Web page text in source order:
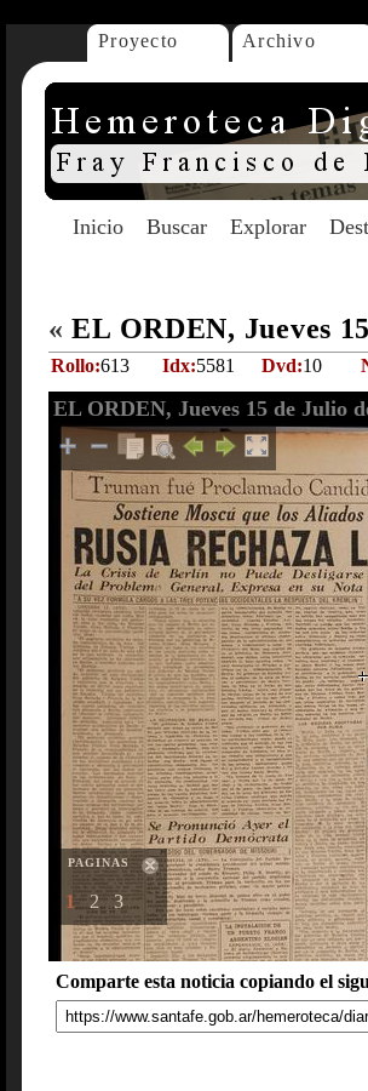
Proyecto Archivo
Inicio Buscar Explorar
« EL ORDEN, Jueves
Rollo:613 Idx:5581 Dvd:10
EL ORDEN, Jueves 15 de Julio
PAGINAS
1 2 3
Comparte esta noticia copiando el